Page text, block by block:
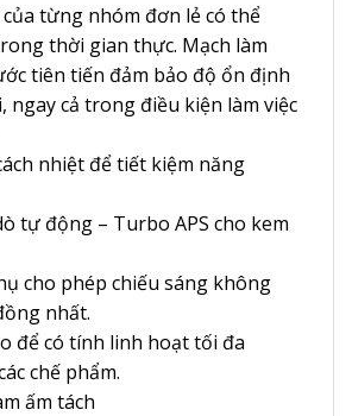
từng nhóm đơn lẻ có thể
thời gian thực. Mạch làm
tiên tiến đảm bảo độ ổn định
ngay cả trong điều kiện làm việc
nhiệt để tiết kiệm năng
tự động – Turbo APS cho kem
cho phép chiếu sáng không
nhất.
để có tính linh hoạt tối đa
chế phẩm.
ấm tách